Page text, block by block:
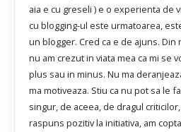
aia e cu greseli ) e o experienta de
cu blogging-ul este urmatoarea,
un blogger. Cred ca e de ajuns. Din
nu am crezut in viata mea ca mi se
plus sau in minus. Nu ma
ma motiveaza. Stiu ca nu pot sa le
singur, de aceea, de dragul
raspuns pozitiv la initiativa, am